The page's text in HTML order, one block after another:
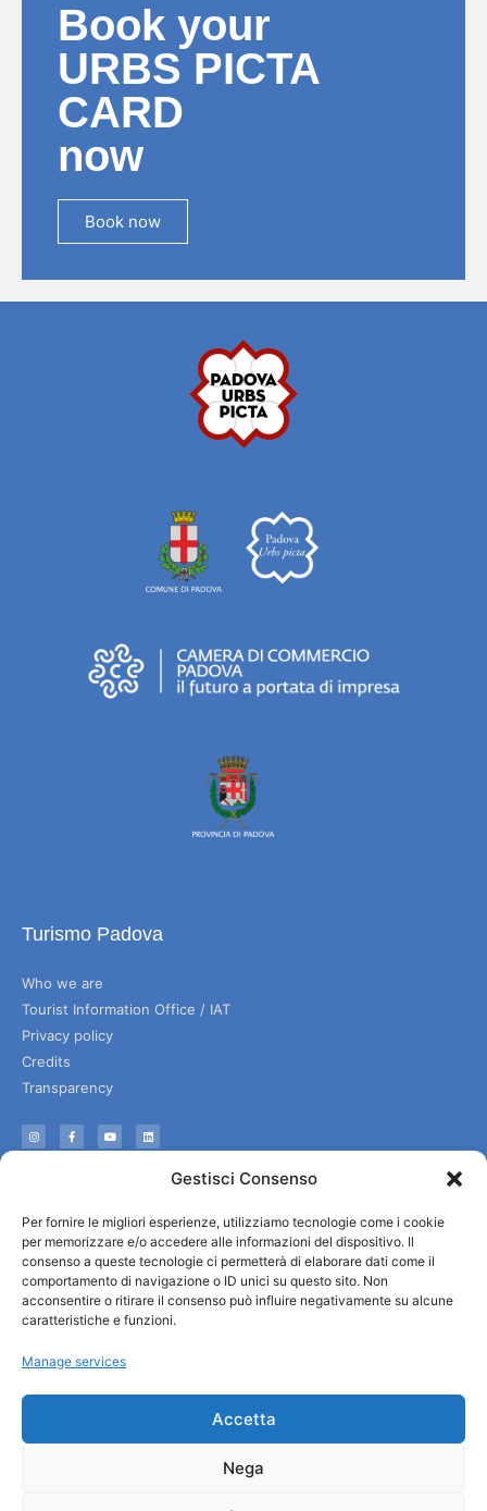
Gestisci Consenso
Per fornire le migliori esperienze, utilizziamo tecnologie come i cookie
per memorizzare e/o accedere alle informazioni del dispositivo. Il
consenso a queste tecnologie ci permetterà di elaborare dati come il
comportamento di navigazione o ID unici su questo sito. Non
acconsentire o ritirare il consenso può influire negativamente su alcune
caratteristiche e funzioni.
Manage services
Accetta
Nega
Book your
URBS PICTA
CARD
now
Book now
Turismo Padova
Who we are
Tourist Information Office / IAT
Privacy policy
Credits
Transparency
Useful services
Brochures